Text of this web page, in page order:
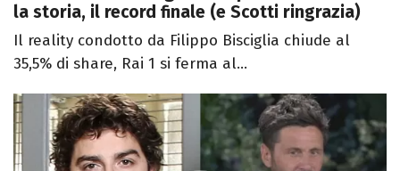
la storia, il record finale (e Scotti ringrazia)
Il reality condotto da Filippo Bisciglia chiude al
35,5% di share, Rai 1 si ferma al...